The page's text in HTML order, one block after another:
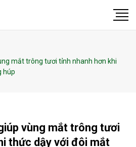
mắt trông tươi tỉnh nhanh hơn khi
húp
vùng mắt trông tươi
thức dậy với đôi mắt